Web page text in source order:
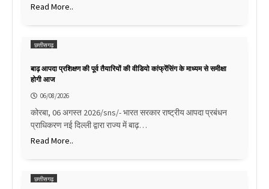
Read More..
छत्तीसगढ़
बाढ़ आपदा प्रशिक्षण की पूर्व तैयारियों की वीडियो कांफ्रेंसिंग के माध्यम से समीक्षा
होगी आज
06/08/2026
कोरबा, 06 अगस्त 2026/sns/- भारत सरकार राष्ट्रीय आपदा प्रबंधन
प्राधिकरण नई दिल्ली द्वारा राज्य में बाढ़…
Read More..
छत्तीसगढ़